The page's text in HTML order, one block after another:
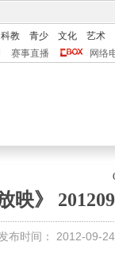
科教 青少 文化
艺术
赛事直播 网络
映》
布时间： 2012-09-